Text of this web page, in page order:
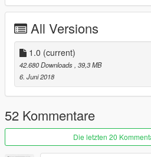
All Versions
1.0 (current)
42.680 Downloads , 39,3 MB
6. Juni 2018
52 Kommentare
Die letzten 20